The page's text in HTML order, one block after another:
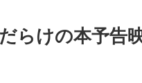
らけの本予告